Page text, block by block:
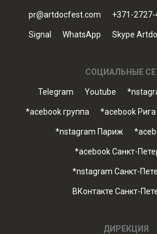
pr@artdocfest.com +371-2727-
Signal WhatsApp Skype
СОЦИАЛЬНЫЕ
Telegram Youtube
*acebook группа *acebook Рига
*nstagram Париж
*acebook Санкт-
*nstagram Санкт-
ВКонтакте Санкт-
ДИРЕКЦИЯ